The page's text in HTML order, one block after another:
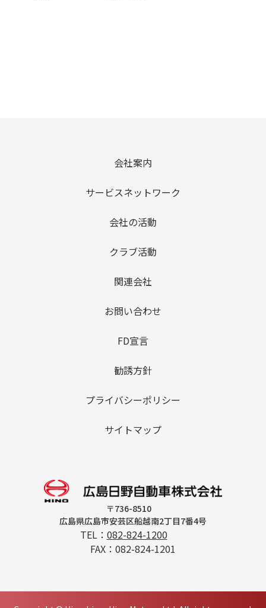
〒736-8510
広島県広島市安芸区船越南2丁目7番4号
TEL： 082-824-1200
FAX：082-824-1201
会社案内
サービスネットワーク
会社の活動
クラブ活動
関連会社
お問い合わせ
FD宣言
勧誘方針
プライバシーポリシー
サイトマップ